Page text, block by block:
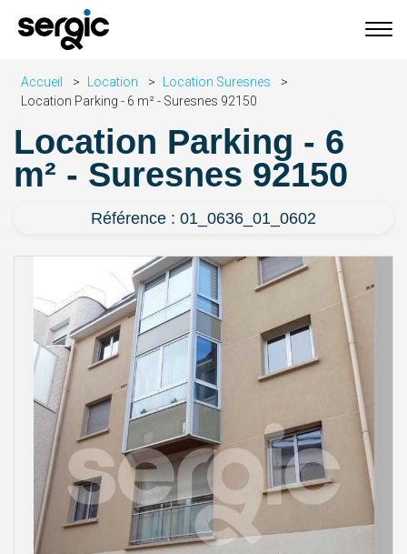
Accueil Location
Location Suresnes
Location Parking - 6 m² - Suresnes 92150
Location Parking - 6
m² - Suresnes 92150
Référence : 01_0636_01_0602